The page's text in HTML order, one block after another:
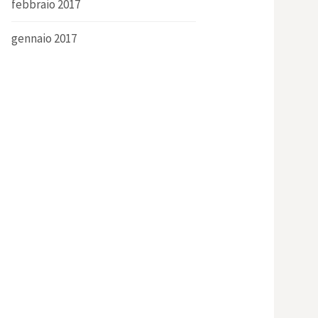
febbraio 2017
gennaio 2017